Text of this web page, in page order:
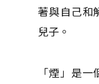
著與自己和
兒子。
「煙」是